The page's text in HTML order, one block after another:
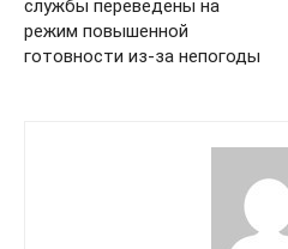
службы переведены на
режим повышенной
готовности из-за непогоды